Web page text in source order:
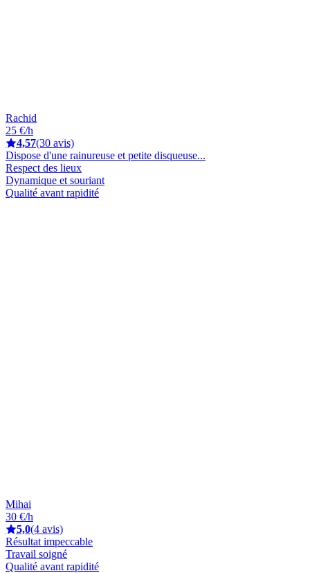
Rachid
25 €/h
4,57(30 avis)
Dispose d'une rainureuse et petite disqueuse...
Respect des lieux
Dynamique et souriant
Qualité avant rapidité
Mihai
30 €/h
5,0(4 avis)
Résultat impeccable
Travail soigné
Qualité avant rapidité